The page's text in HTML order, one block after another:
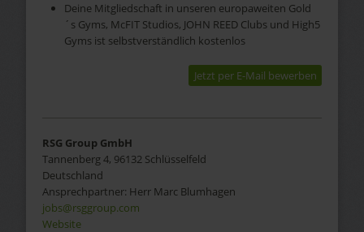
Deine Mitgliedschaft in unseren europaweiten Gold
´s Gyms, McFIT Studios, JOHN REED Clubs und High5
Gyms ist selbstverständlich kostenlos
Jetzt per E-Mail bewerben
RSG Group GmbH
Tannenberg 4, 96132 Schlüsselfeld
Deutschland
Ansprechpartner: Herr Marc Blumhagen
jobs@rsggroup.com
Website